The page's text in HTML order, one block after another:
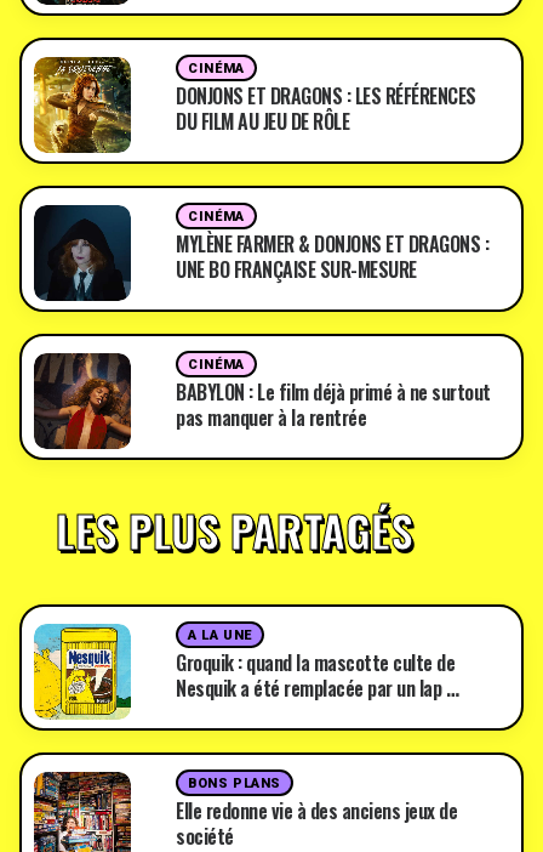
CINÉMA
DONJONS ET DRAGONS : LES RÉFÉRENCES
DU FILM AU JEU DE RÔLE
CINÉMA
MYLÈNE FARMER & DONJONS ET DRAGONS :
UNE BO FRANÇAISE SUR-MESURE
CINÉMA
BABYLON : Le film déjà primé à ne surtout
pas manquer à la rentrée
LES PLUS PARTAGÉS
A LA UNE
Groquik : quand la mascotte culte de
Nesquik a été remplacée par un lap …
BONS PLANS
Elle redonne vie à des anciens jeux de
société